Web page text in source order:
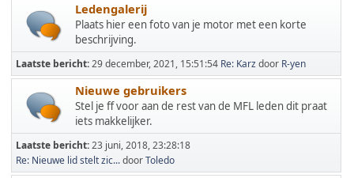
Ledengalerij
Plaats hier een foto van je motor met een korte
beschrijving.
Laatste bericht:29 december, 2021, 15:51:54 Re: Karzdoor R-yen
Nieuwe gebruikers
Stel je ff voor aan de rest van de MFL leden dit praat
iets makkelijker.
Laatste bericht:23 juni, 2018, 23:28:18
Re: Nieuwe lid stelt zic...doorToledo